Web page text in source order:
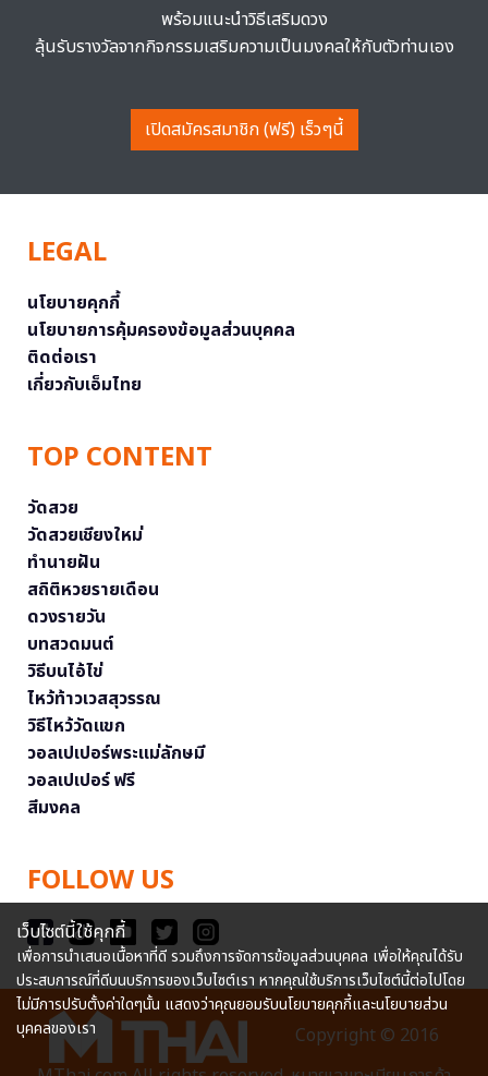
พร้อมแนะนำวิธีเสริมดวง
ลุ้นรับรางวัลจากกิจกรรมเสริมความเป็นมงคลให้กับตัวท่านเอง
เปิดสมัครสมาชิก (ฟรี) เร็วๆนี้
LEGAL
นโยบายคุกกี้
นโยบายการคุ้มครองข้อมูลส่วนบุคคล
ติดต่อเรา
เกี่ยวกับเอ็มไทย
TOP CONTENT
วัดสวย
วัดสวยเชียงใหม่
ทำนายฝัน
สถิติหวยรายเดือน
ดวงรายวัน
บทสวดมนต์
วิธีบนไอ้ไข่
ไหว้ท้าวเวสสุวรรณ
วิธีไหว้วัดแขก
วอลเปเปอร์พระแม่ลักษมี
วอลเปเปอร์ ฟรี
สีมงคล
FOLLOW US
Copyright © 2016
เว็บไซต์นี้ใช้คุกกี้
เพื่อการนำเสนอเนื้อหาที่ดี รวมถึงการจัดการข้อมูลส่วนบุคคล เพื่อให้คุณได้รับ
ประสบการณ์ที่ดีบนบริการของเว็บไซต์เรา หากคุณใช้บริการเว็บไซต์นี้ต่อไปโดย
ไม่มีการปรับตั้งค่าใดๆนั้น แสดงว่าคุณยอมรับนโยบายคุกกี้และนโยบายส่วน
บุคคลของเรา